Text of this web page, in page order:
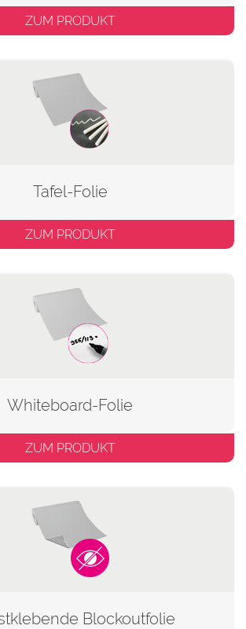
ZUM PRODUKT
Tafel-Folie
ZUM PRODUKT
Whiteboard-Folie
ZUM PRODUKT
Blockoutfolie